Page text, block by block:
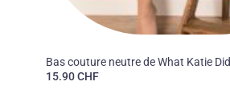
Bas couture neutre de What Katie Did
15.90CHF